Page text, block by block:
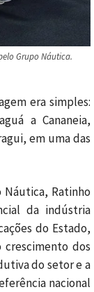
Grupo Náutica.
era simples:
a Cananeia,
em uma das
Náutica, Ratinho
da indústria
do Estado,
crescimento dos
do setor e a
nacional